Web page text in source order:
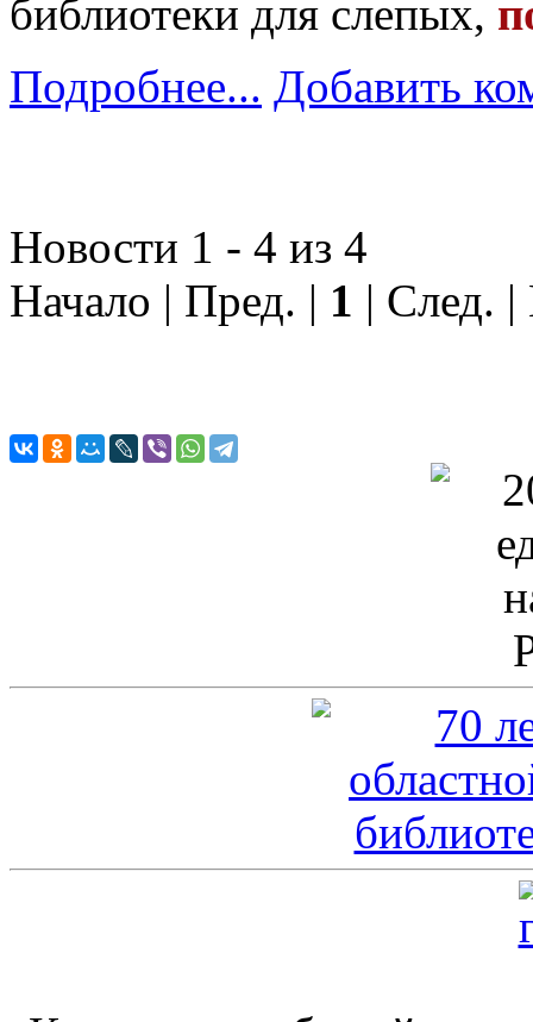
библиотеки для слепых,
Подробнее... Добавить
Новости 1 - 4 из 4
Начало | Пред. | 1 | След.